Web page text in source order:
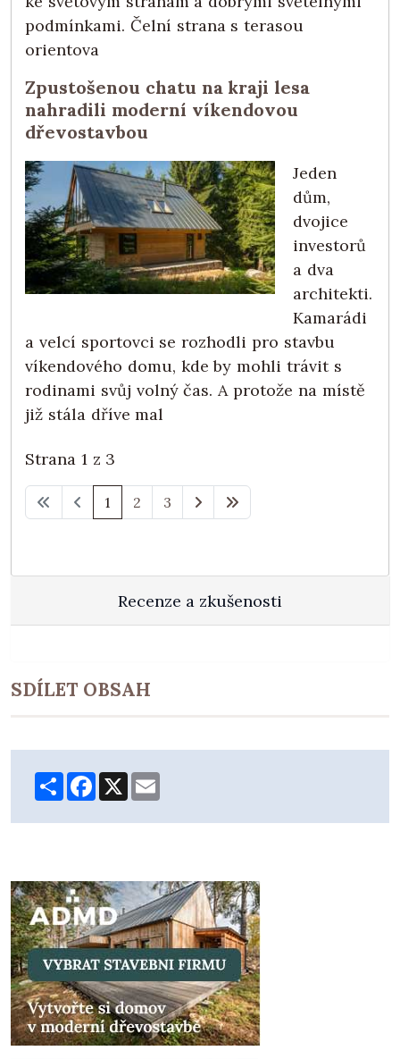
podmínkami. Čelní strana s terasou
orientova
Zpustošenou chatu na kraji lesa
nahradili moderní víkendovou
dřevostavbou
Jeden
dům,
dvojice
investorů
a dva
architekti.
Kamarádi
a velcí sportovci se rozhodli pro stavbu
víkendového domu, kde by mohli trávit s
rodinami svůj volný čas. A protože na místě
již stála dříve mal
Strana 1 z 3
1 2 3
Recenze a zkušenosti
SDÍLET OBSAH
ShareFacebook
X